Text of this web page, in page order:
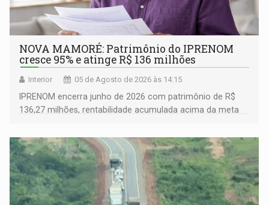
NOVA MAMORÉ: Patrimônio do IPRENOM
cresce 95% e atinge R$ 136 milhões
Interior 05 de Agosto de 2026 às 14:15
IPRENOM encerra junho de 2026 com patrimônio de R$
136,27 milhões, rentabilidade acumulada acima da meta